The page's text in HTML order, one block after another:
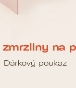
na
Dárkový poukaz